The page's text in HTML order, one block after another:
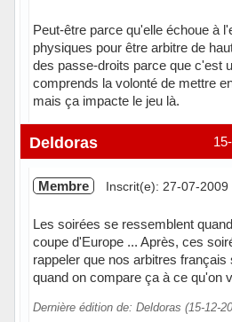
Peut-être parce qu'elle échoue à
physiques pour être arbitre de
des passe-droits parce que c'est
comprends la volonté de mettre
mais ça impacte le jeu là.
Hors ligne
Deldoras
Membre Inscrit(e): 27-07-2009
Les soirées se ressemblent
coupe d'Europe ... Après, ces
rappeler que nos arbitres
quand on compare ça à ce qu'on
Dernière édition de: Deldoras (15-12-